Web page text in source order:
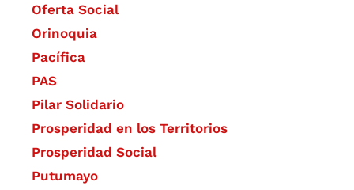
Oferta Social​​
Orinoquia
Pacífica
PAS
Pilar Solidario
Prosperidad en los Territorios
Prosperidad Social
Putumayo